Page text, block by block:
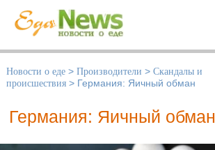
Новости о еде > Производители > Скандалы и
происшествия > Германия: Яичный обман
Германия: Яичный обман